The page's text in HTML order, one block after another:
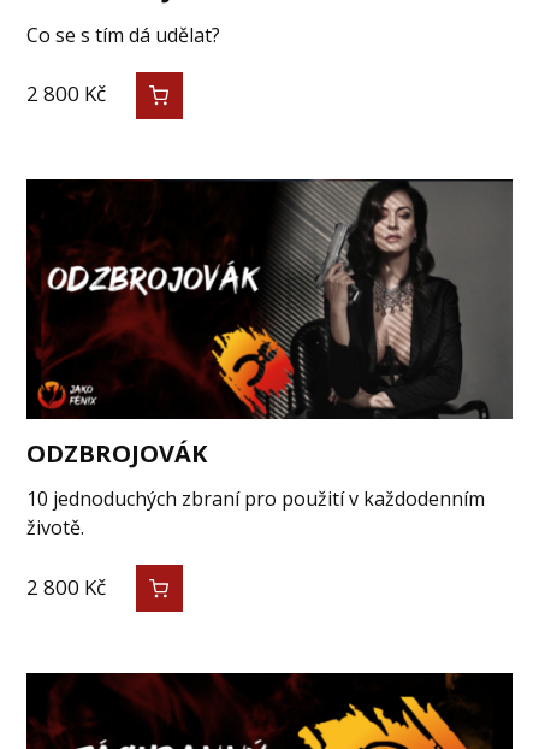
Co se s tím dá udělat?
2 800 Kč
ODZBROJOVÁK
10 jednoduchých zbraní pro použití v každodenním
životě.
2 800 Kč